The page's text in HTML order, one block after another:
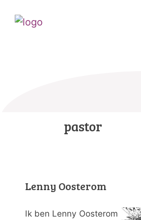
pastor
Lenny Oosterom
Ik ben Lenny Oosterom